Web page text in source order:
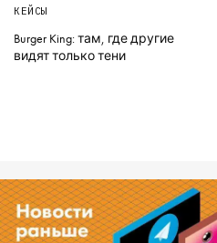
КЕЙСЫ
Burger King: там, где другие
видят только тени